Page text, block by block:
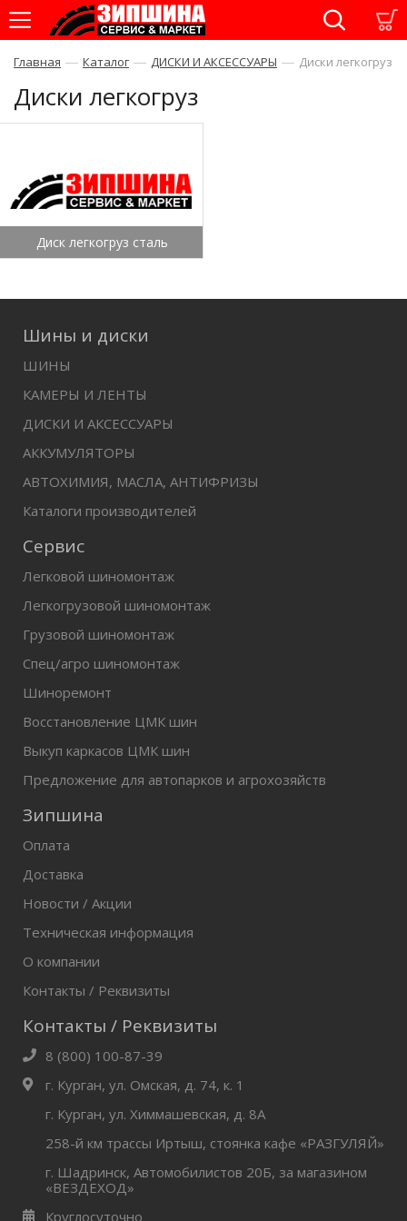
Главная — Каталог — ДИСКИ И АКСЕССУАРЫ — Диски легкогруз
Диски легкогруз
Диск легкогруз сталь
Шины и диски
ШИНЫ
КАМЕРЫ И ЛЕНТЫ
ДИСКИ И АКСЕССУАРЫ
АККУМУЛЯТОРЫ
АВТОХИМИЯ, МАСЛА, АНТИФРИЗЫ
Каталоги производителей
Сервис
Легковой шиномонтаж
Легкогрузовой шиномонтаж
Грузовой шиномонтаж
Спец/агро шиномонтаж
Шиноремонт
Восстановление ЦМК шин
Выкуп каркасов ЦМК шин
Предложение для автопарков и агрохозяйств
Зипшина
Оплата
Доставка
Новости / Акции
Техническая информация
О компании
Контакты / Реквизиты
Контакты / Реквизиты
8 (800) 100-87-39
г. Курган, ул. Омская, д. 74, к. 1
г. Курган, ул. Химмашевская, д. 8А
258-й км трассы Иртыш, стоянка кафе «РАЗГУЛЯЙ»
г. Шадринск, Автомобилистов 20Б, за магазином
«ВЕЗДЕХОД»
Круглосуточно